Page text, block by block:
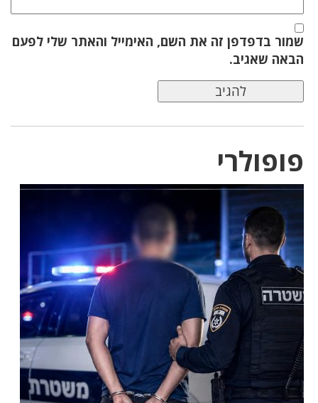
שמור בדפדפן זה את השם, האימייל והאתר שלי לפעם
הבאה שאגיב.
פופולרי